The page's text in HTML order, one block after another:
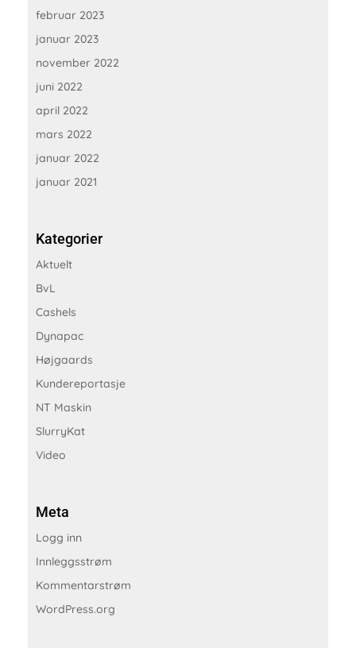
februar 2023
januar 2023
november 2022
juni 2022
april 2022
mars 2022
januar 2022
januar 2021
Kategorier
Aktuelt
BvL
Cashels
Dynapac
Højgaards
Kundereportasje
NT Maskin
SlurryKat
Video
Meta
Logg inn
Innleggsstrøm
Kommentarstrøm
WordPress.org